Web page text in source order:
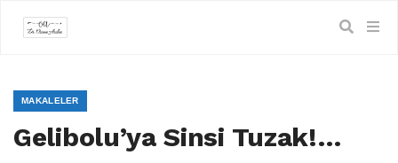
MAKALELER
Gelibolu’ya Sinsi Tuzak!…